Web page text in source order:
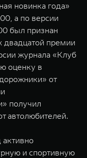
новинка года»
а по версии
был признан
премии
журнала «Клуб
оценку в
от
получил
автолюбителей.
и спортивную